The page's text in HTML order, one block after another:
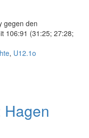
gegen den
106:91 (31:25; 27:28;
, U12.1o
Hagen